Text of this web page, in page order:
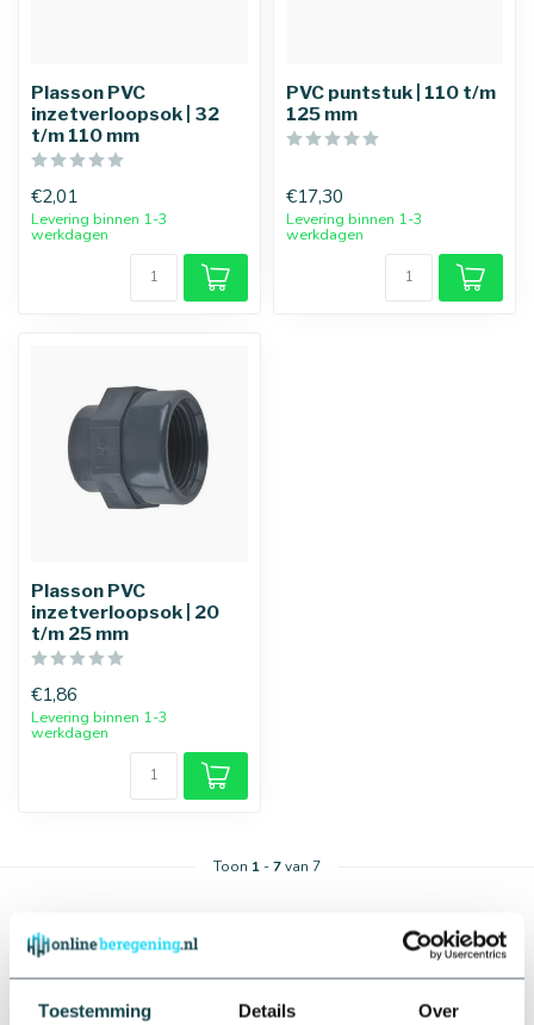
Toestemming Details Over
Plasson PVC
inzetverloopsok | 32
t/m 110 mm
€2,01
Levering binnen 1-3
werkdagen
PVC puntstuk | 110 t/m
125 mm
€17,30
Levering binnen 1-3
werkdagen
Plasson PVC
inzetverloopsok | 20
t/m 25 mm
€1,86
Levering binnen 1-3
werkdagen
Toon 1-7van 7
25 mm